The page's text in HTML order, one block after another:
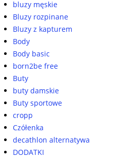
bluzy męskie
Bluzy rozpinane
Bluzy z kapturem
Body
Body basic
born2be free
Buty
buty damskie
Buty sportowe
cropp
Czółenka
decathlon alternatywa
DODATKI